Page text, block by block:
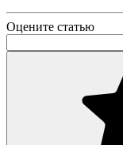
Оцените статью